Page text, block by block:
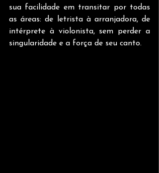
sua facilidade em transitar por todas
as áreas: de letrista à arranjadora, de
intérprete à violonista, sem perder a
singularidade e a força de seu canto.